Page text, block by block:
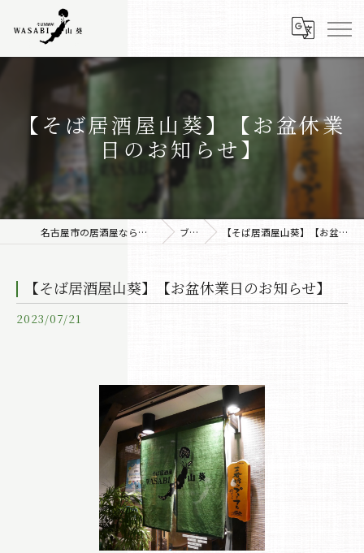
【そば居酒屋山葵】【お盆休業
日のお知らせ】
名古屋市の居酒屋なら株式会社みちしるべ ブログ 【そば居酒屋山葵】【お盆休業日のお知らせ】
【そば居酒屋山葵】【お盆休業日のお知らせ】
2023/07/21